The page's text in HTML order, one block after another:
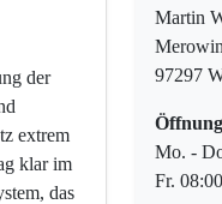
der
extrem
klar im
das
Martin
97297
Mo. -
Fr.